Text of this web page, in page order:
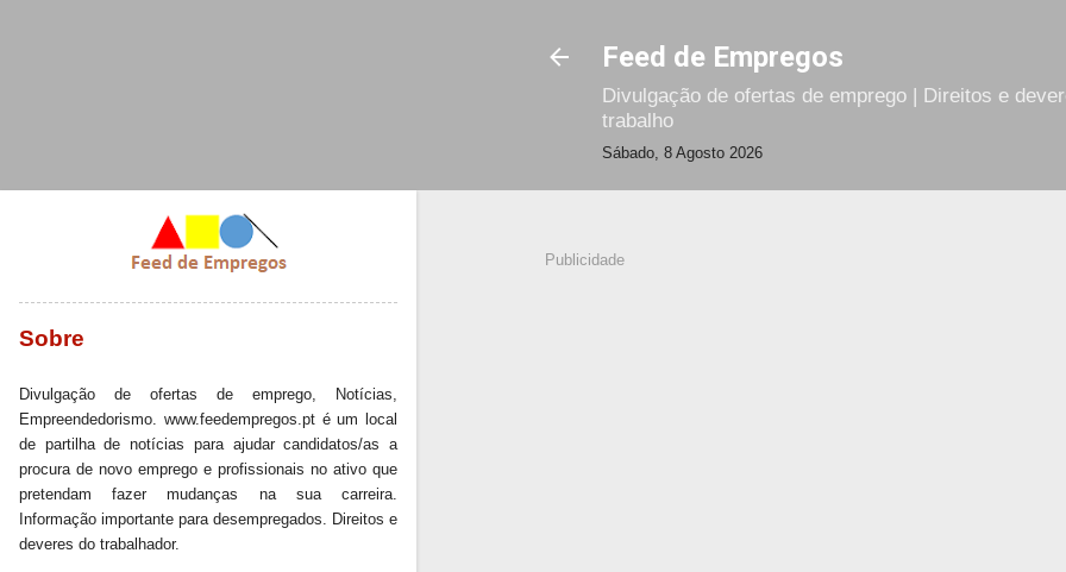
Feed de Empregos
Divulgação de ofertas de emprego | Direitos e
trabalho
Sábado, 8 Agosto 2026
Publicidade
Sobre
Divulgação de ofertas de emprego, Notícias,
Empreendedorismo. www.feedempregos.pt é um local
de partilha de notícias para ajudar candidatos/as a
procura de novo emprego e profissionais no ativo que
pretendam fazer mudanças na sua carreira.
Informação importante para desempregados. Direitos e
deveres do trabalhador.